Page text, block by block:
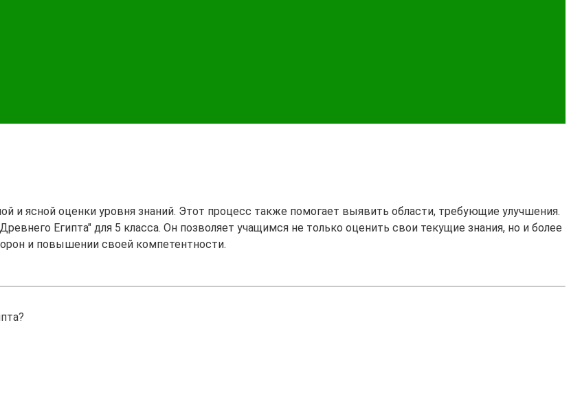
и ясной оценки уровня знаний. Этот процесс также помогает выявить области, требующие улучшения.
Египта" для 5 класса. Он позволяет учащимся не только оценить свои текущие знания, но и более
и повышении своей компетентности.